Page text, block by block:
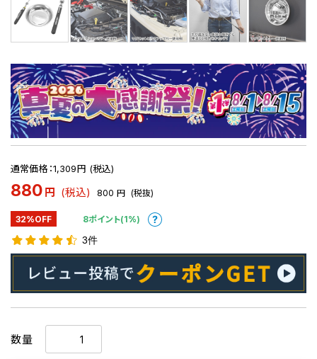
通常価格：1,309円 (税込)
880 円 (税込) 800 円 (税抜)
32%OFF 8ポイント(1%)
3件
数量